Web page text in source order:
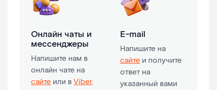
Онлайн чаты и
мессенджеры
Напишите нам в
онлайн чате на
сайте или вViber.
E-mail
Напишите на
сайте и получите
ответ на
указанный вами